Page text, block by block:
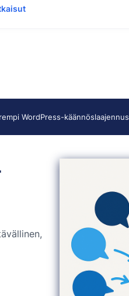
WordPress-käännöslaajennus